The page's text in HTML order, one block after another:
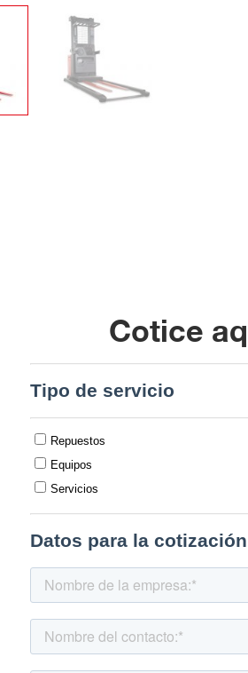
Cotice